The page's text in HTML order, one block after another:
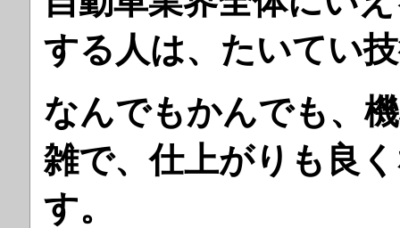
する人は、たいてい
なんでもかんでも、
雑で、仕上がりも良
す。